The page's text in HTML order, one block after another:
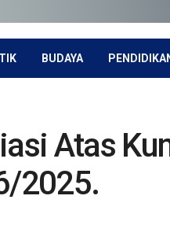
BUDAYA
Atas
2025.